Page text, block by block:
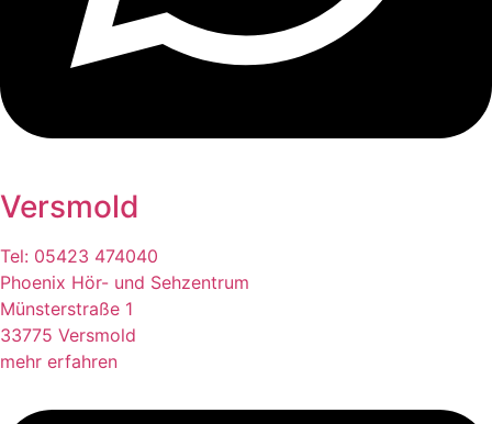
Versmold
Tel: 05423 474040
Phoenix Hör- und Sehzentrum
Münsterstraße 1
33775 Versmold
mehr erfahren